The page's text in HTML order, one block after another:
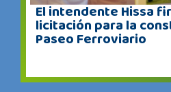
El intendente Hissa
licitación para la
Paseo Ferroviario